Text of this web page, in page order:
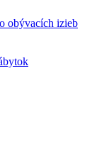
obývacích izieb